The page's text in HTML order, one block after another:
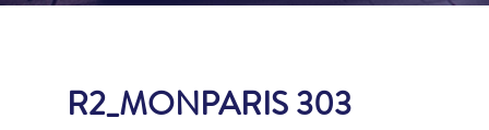
R2_MONPARIS 303